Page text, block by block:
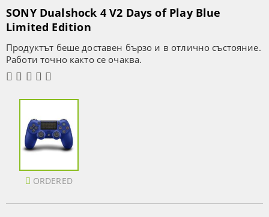
SONY Dualshock 4 V2 Days of Play Blue
Limited Edition
Продуктът беше доставен бързо и в отлично състояние.
Работи точно както се очаква.
ORDERED